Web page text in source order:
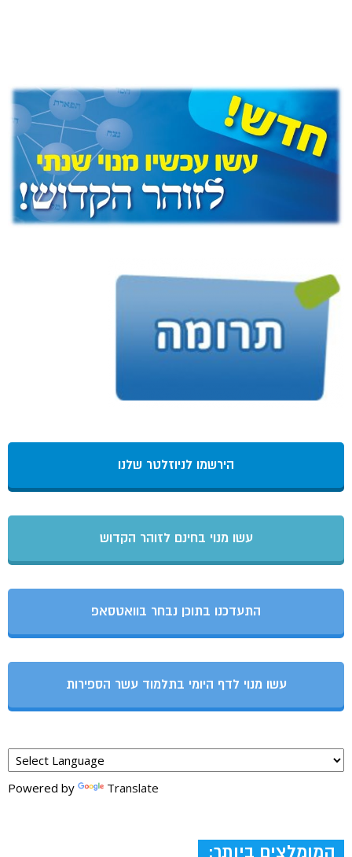
הירשמו לניוזלטר שלנו
עשו מנוי בחינם לזוהר הקדוש
התעדכנו בתוכן נבחר בוואטסאפ
עשו מנוי לדף היומי בתלמוד עשר הספירות
Powered by Translate
המומלצים ביותר: